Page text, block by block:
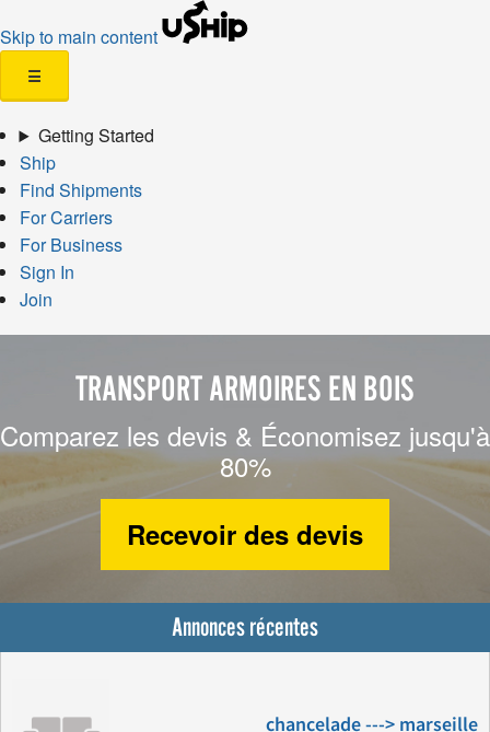
Skip to main content
☰
Getting Started
Ship
Find Shipments
For Carriers
For Business
Sign In
Join
TRANSPORT ARMOIRES EN BOIS
Comparez les devis & Économisez jusqu'à
80%
Recevoir des devis
Annonces récentes
chancelade ---> marseille